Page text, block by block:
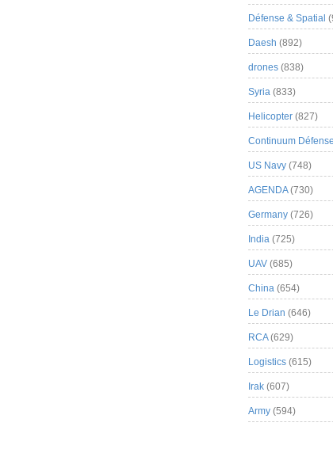
Défense & Spatial
Daesh (892)
drones (838)
Syria (833)
Helicopter (827)
Continuum
US Navy (748)
AGENDA(730)
Germany (726)
India (725)
UAV (685)
China (654)
Le Drian (646)
RCA(629)
Logistics (615)
Irak (607)
Army (594)